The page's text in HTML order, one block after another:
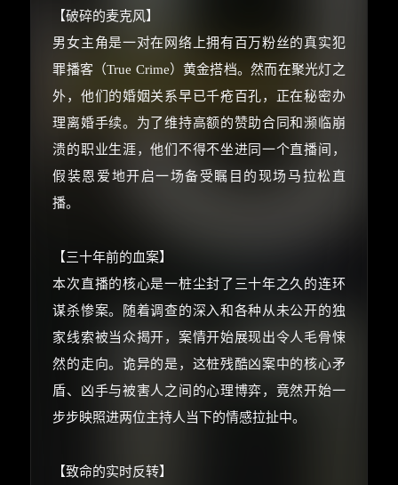
【破碎的麦克风】
男女主角是一对在网络上拥有百万粉丝的真实犯
罪播客（True Crime）黄金搭档。然而在聚光灯之
外，他们的婚姻关系早已千疮百孔，正在秘密办
理离婚手续。为了维持高额的赞助合同和濒临崩
溃的职业生涯，他们不得不坐进同一个直播间，
假装恩爱地开启一场备受瞩目的现场马拉松直
播。
【三十年前的血案】
本次直播的核心是一桩尘封了三十年之久的连环
谋杀惨案。随着调查的深入和各种从未公开的独
家线索被当众揭开，案情开始展现出令人毛骨悚
然的走向。诡异的是，这桩残酷凶案中的核心矛
盾、凶手与被害人之间的心理博弈，竟然开始一
步步映照进两位主持人当下的情感拉扯中。
【致命的实时反转】
🧧 福利领取站 ×
朋友们辛苦了 💦
你需要的各种会员，都可低价购买！
如夸克12个月送14天 最低75元！
价格有浮动，请直接搜索查最低价！
还有支付宝现金红包、外卖红包、
优惠券、活动红包，每日可领。
⚡ 前往【大淘客】领红包